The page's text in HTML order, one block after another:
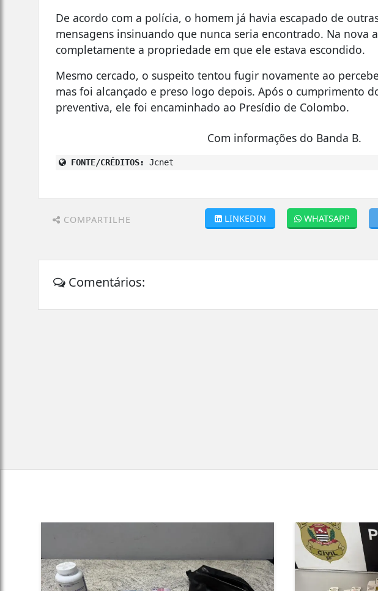
De acordo com a polícia, o homem já havia escapado de
mensagens insinuando que nunca seria encontrado. Na nova
completamente a propriedade em que ele estava escondido.
Mesmo cercado, o suspeito tentou fugir novamente ao
mas foi alcançado e preso logo depois. Após o cumprimento
preventiva, ele foi encaminhado ao Presídio de Colombo.
Com informações do Banda B.
FONTE/CRÉDITOS: Jcnet
COMPARTILHE WHATSAPP
LINKEDIN
Comentários: